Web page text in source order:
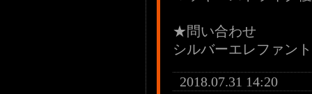
★問い合わせ
シルバーエレファン
2018.07.31 14:20